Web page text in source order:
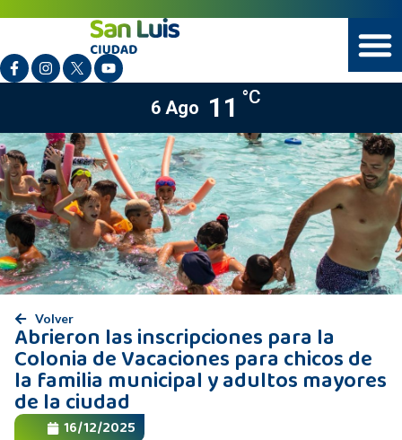
6 Ago 11 °C
Volver
Abrieron las inscripciones para la
Colonia de Vacaciones para chicos de
la familia municipal y adultos mayores
de la ciudad
16/12/2025